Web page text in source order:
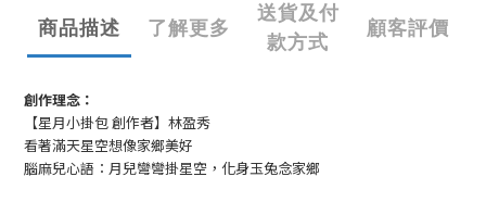
商品描述 了解更多
送貨及付
款方式
顧客評價
創作理念：
【星月小掛包 創作者】林盈秀
看著滿天星空想像家鄉美好
腦麻兒心語：月兒彎彎掛星空，化身玉兔念家鄉